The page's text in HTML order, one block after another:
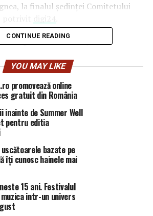
la finalul şedinţei Comitetului
negocieri cu UDMR şi cu
importante pentru coaliţia PSD-
şi până acum”.
formaţiunea condusă de fostul
Victor Ponta, Liviu Dragnea a
„este conceput de aceiaşi oameni
Nu vreau să fac comparaţie cu
colegii de la UNPR”, a mai spus
şi la liderul deputaţilor PNL,
declaraţiile făcute de aceasta cu
CONTINUE READING
YOU MAY LIKE
promovează online
gratuit din România
de Summer Well
pentru editia
bazate pe
îți cunosc hainele mai
15 ani. Festivalul
intr-un univers